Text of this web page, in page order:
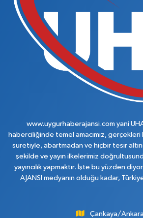
www.uygurhaberajansi.com yani
haberciliğinde temel amacımız, gerçekleri
suretiyle, abartmadan ve hiçbir tesir
şekilde ve yayın ilkelerimiz
yayıncılık yapmaktır. İşte bu yüzden
AJANSI medyanın olduğu kadar,
Çankaya/